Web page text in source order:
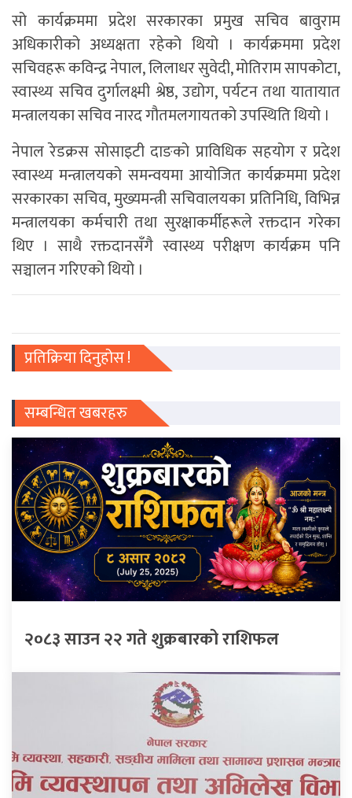
सो कार्यक्रममा प्रदेश सरकारका प्रमुख सचिव बावुराम
अधिकारीको अध्यक्षता रहेको थियो । कार्यक्रममा प्रदेश
सचिवहरू कविन्द्र नेपाल, लिलाधर सुवेदी, मोतिराम सापकोटा,
स्वास्थ्य सचिव दुर्गालक्ष्मी श्रेष्ठ, उद्योग, पर्यटन तथा यातायात
मन्त्रालयका सचिव नारद गौतमलगायतको उपस्थिति थियो ।
नेपाल रेडक्रस सोसाइटी दाङको प्राविधिक सहयोग र प्रदेश
स्वास्थ्य मन्त्रालयको समन्वयमा आयोजित कार्यक्रममा प्रदेश
सरकारका सचिव, मुख्यमन्त्री सचिवालयका प्रतिनिधि, विभिन्न
मन्त्रालयका कर्मचारी तथा सुरक्षाकर्मीहरूले रक्तदान गरेका
थिए । साथै रक्तदानसँगै स्वास्थ्य परीक्षण कार्यक्रम पनि
सञ्चालन गरिएको थियो ।
प्रतिक्रिया दिनुहोस !
सम्बन्धित खबरहरु
२०८३ साउन २२ गते शुक्रबारको राशिफल